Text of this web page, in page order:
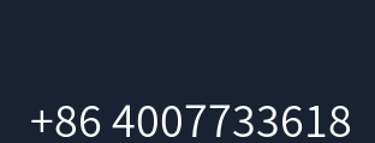
+86 4007733618